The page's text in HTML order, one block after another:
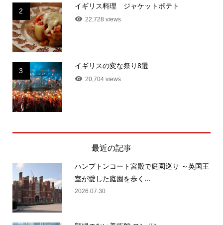
2
イギリス料理 ジャケットポテト
22,728 views
3
イギリスの変な祭り8選
20,704 views
最近の記事
ハンプトンコート宮殿で庭園巡り ～英国王
室が愛した庭園を歩く...
2026.07.30